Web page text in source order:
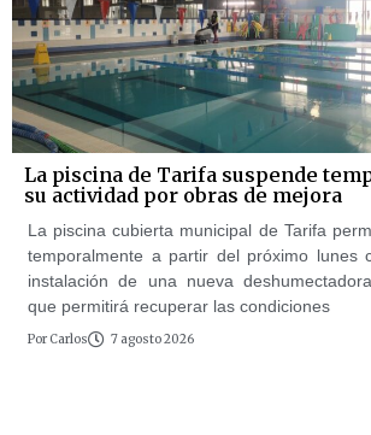
La piscina de Tarifa suspende
su actividad por obras de mejora
La piscina cubierta municipal de Tarifa
temporalmente a partir del próximo lunes
instalación de una nueva
que permitirá recuperar las condiciones
Por Carlos 7 agosto 2026